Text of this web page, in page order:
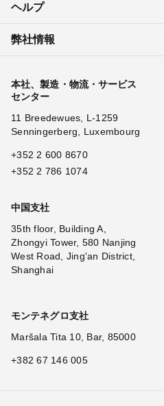
ヘルプ
弊社情報
本社、製造・物流・サービス
センター
11 Breedewues, L-1259
Senningerberg, Luxembourg
+352 2 600 8670
+352 2 786 1074
中国支社
35th floor, Building A,
Zhongyi Tower, 580 Nanjing
West Road, Jing'an District,
Shanghai
モンテネグロ支社
Maršala Tita 10, Bar, 85000
+382 67 146 005